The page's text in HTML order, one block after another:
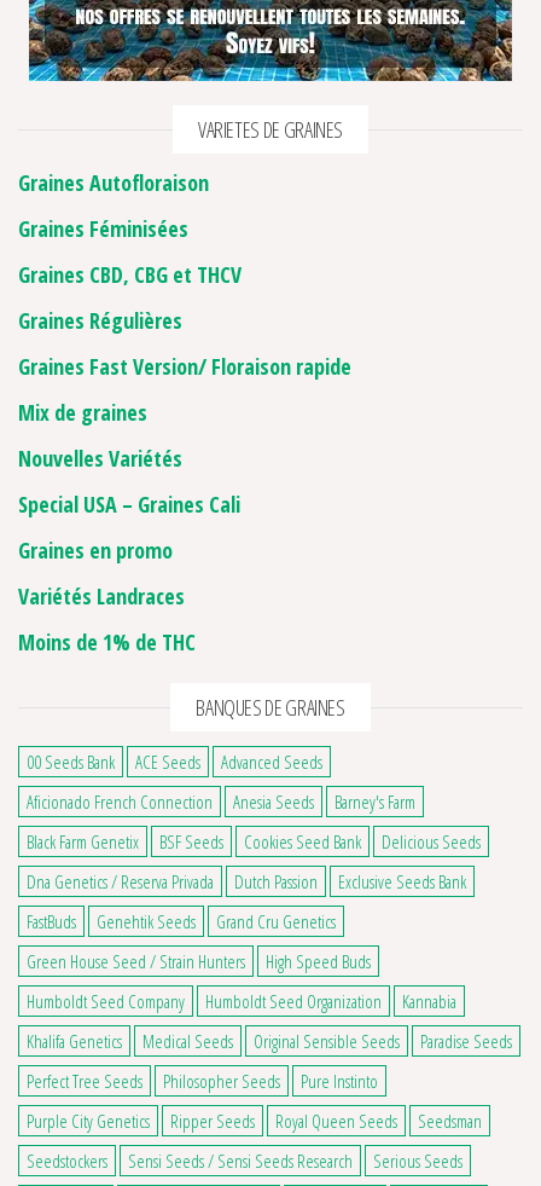
4 avis
VARIETES DE GRAINES
Graines Autofloraison
Graines Féminisées
Graines CBD, CBG et THCV
Graines Régulières
Graines Fast Version/ Floraison rapide
Mix de graines
Nouvelles Variétés
Special USA – Graines Cali
Graines en promo
Variétés Landraces
Moins de 1% de THC
BANQUES DE GRAINES
00 Seeds Bank ACE Seeds
Advanced Seeds
Aficionado French Connection
Anesia Seeds
Barney's Farm
Black Farm Genetix
BSF Seeds Cookies Seed Bank
Delicious Seeds
Dna Genetics / Reserva Privada
Dutch Passion
Exclusive Seeds Bank
FastBuds
Genehtik Seeds
Grand Cru Genetics
Green House Seed / Strain Hunters
High Speed Buds
Humboldt Seed Company
Humboldt Seed Organization
Kannabia
Khalifa Genetics
Medical Seeds Original Sensible Seeds
Paradise Seeds
Perfect Tree Seeds
Philosopher Seeds
Pure Instinto
Purple City Genetics
Ripper Seeds Royal Queen Seeds
Seedsman
Seedstockers
Sensi Seeds / Sensi Seeds Research Serious Seeds